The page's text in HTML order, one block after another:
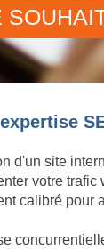
d'un site
votre
calibré pour